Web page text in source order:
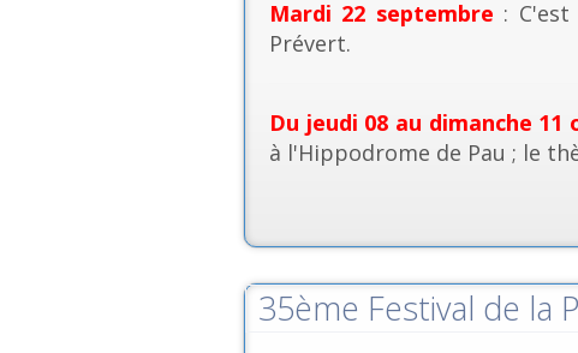
Mardi 22 septembre :
Prévert.
Du jeudi 08 au dimanche 11
à l'Hippodrome de Pau ; le
35ème Festival de la